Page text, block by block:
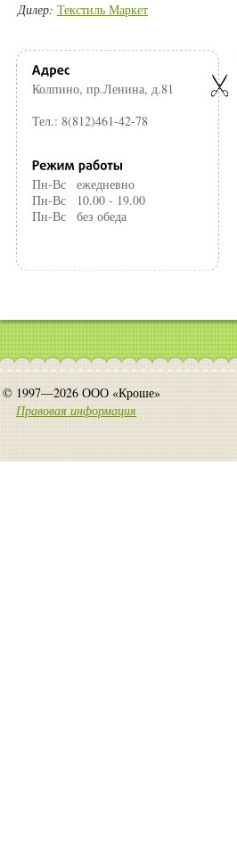
Дилер: Текстиль Маркет
Колпино, пр.Ленина, д.81
Тел.: 8(812)461-42-78
Пн-Вс
ежедневно
Пн-Вс
10.00 - 19.00
Пн-Вс
без обеда
© 1997—2026 ООО «Кроше»
Правовая информация